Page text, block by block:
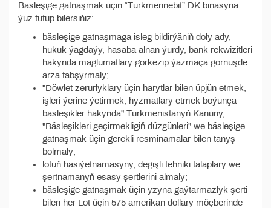
Bäsleşige gatnaşmak üçin “Türkmennebit” DK binasyna
ýüz tutup bilersiňiz:
bäsleşige gatnaşmaga isleg bildirýäniň doly ady,
hukuk ýagdaýy, hasaba alnan ýurdy, bank rekwizitleri
hakynda maglumatlary görkezip ýazmaça görnüşde
arza tabşyrmaly;
"Döwlet zerurlyklary üçin harytlar bilen üpjün etmek,
işleri ýerine ýetirmek, hyzmatlary etmek boýunça
bäsleşikler hakynda" Türkmenistanyň Kanuny,
"Bäsleşikleri geçirmekligiň düzgünleri" we bäsleşige
gatnaşmak üçin gerekli resminamalar bilen tanyş
bolmaly;
lotuň häsiýetnamasyny, degişli tehniki talaplary we
şertnamanyň esasy şertlerini almaly;
bäsleşige gatnaşmak üçin yzyna gaýtarmazlyk şerti
bilen her Lot üçin 575 amerikan dollary möçberinde